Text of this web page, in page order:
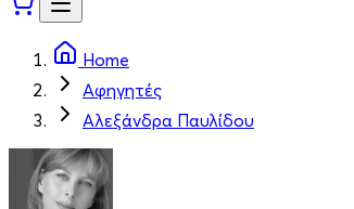
Home
Αφηγητές
Αλεξάνδρα Παυλίδου